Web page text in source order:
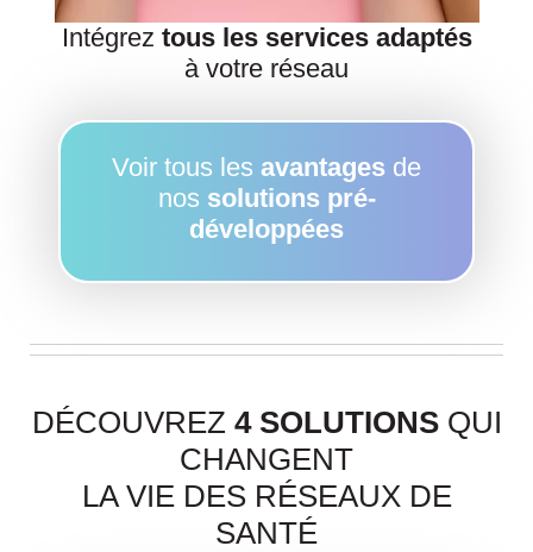
Intégrez tous les services adaptés
à votre réseau
Voir tous les avantages de
nos solutions pré-
développées
DÉCOUVREZ 4 SOLUTIONSQUI
CHANGENT
LA VIE DES RÉSEAUX DE
SANTÉ